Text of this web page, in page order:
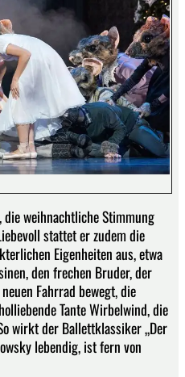
weihnachtliche Stimmung
stattet er zudem die
Eigenheiten aus, etwa
den frechen Bruder, der
Fahrrad bewegt, die
Tante Wirbelwind, die
wirkt der Ballettklassiker „Der
lebendig, ist fern von